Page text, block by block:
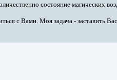
состояние магических
с Вами. Моя задача - заставить